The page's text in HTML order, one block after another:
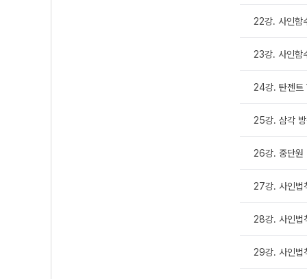
22강. 사인함
23강. 사인함
24강. 탄젠트
25강. 삼각
26강. 중단원
27강. 사인법
28강. 사인법
29강. 사인법